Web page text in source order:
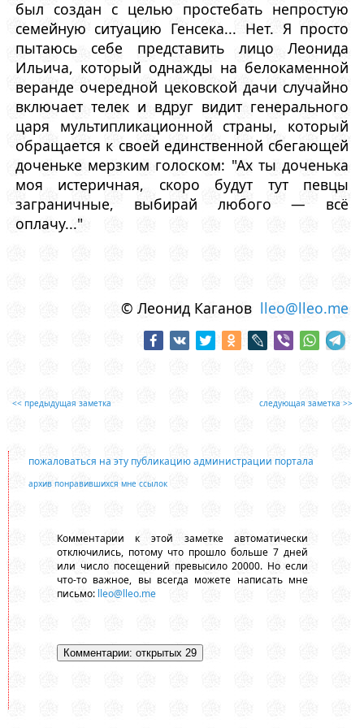
был создан с целью простебать непростую
семейную ситуацию Генсека... Нет. Я просто
пытаюсь себе представить лицо Леонида
Ильича, который однажды на белокаменной
веранде очередной цековской дачи случайно
включает телек и вдруг видит генерального
царя мультипликационной страны, который
обращается к своей единственной сбегающей
доченьке мерзким голоском: "Ах ты доченька
моя истеричная, скоро будут тут певцы
заграничные, выбирай любого — всё
оплачу..."
© Леонид Каганов lleo@lleo.me
<< предыдущая заметка следующая заметка >>
пожаловаться на эту публикацию администрации портала
архив понравившихся мне ссылок
Комментарии к этой заметке автоматически
отключились, потому что прошло больше 7 дней
или число посещений превысило 20000. Но если
что-то важное, вы всегда можете написать мне
письмо: lleo@lleo.me